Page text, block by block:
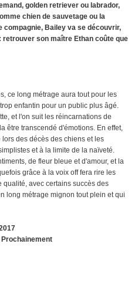
golden retriever ou labrador,
chien de sauvetage ou la
compagnie, Bailey va se découvrir,
son maître Ethan coûte que
ce long métrage aura tout pour les
enfantin pour un public plus âgé.
et l'on suit les réincarnations de
être transcendé d'émotions. En effet,
des décès des chiens et les
et à la limite de la naïveté.
de fleur bleue et d'amour, et la
grâce à la voix off fera rire les
avec certains succès des
long métrage mignon tout plein et qui
Prochainement